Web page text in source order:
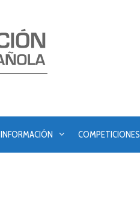
INFORMACIÓN COMPETICIONES